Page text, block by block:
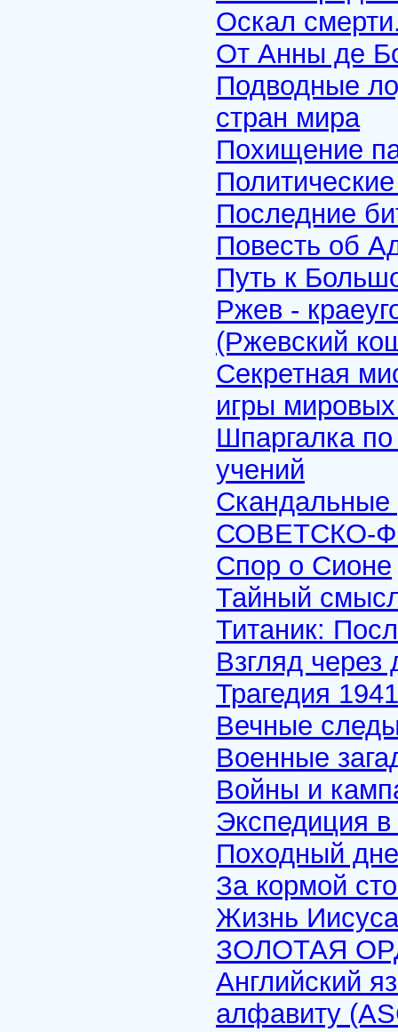
Оскал
От Анны де
Подводные
стран мира
Похищение
Последние
Повесть об
Путь к
Ржев -
(Ржевский
Секретная
игры
Шпаргалка
учений
Скандальные
СОВЕТСКО-
Спор о Сионе
Тайный
Титаник:
Взгляд через
Трагедия
Вечные
Военные
Войны и
Экспедиция
Походный
За кормой
Жизнь Иисуса
ЗОЛОТАЯ
Английский
алфавиту